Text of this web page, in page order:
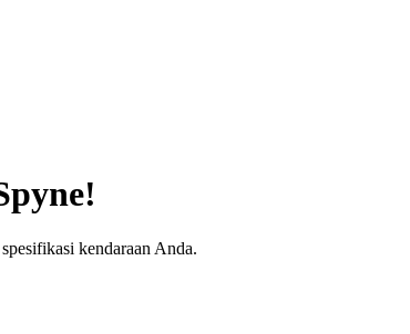
kendaraan Anda.